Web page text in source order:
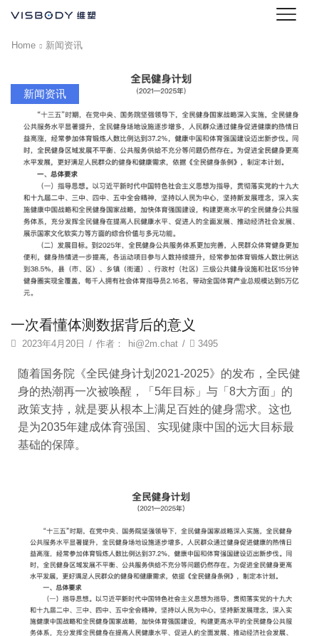
Home 新闻资讯
新闻资讯
一次看懂体测数据背后的意义
2023年4月20日 / 作者： hi@2m.chat / 3495
随着国务院《全民健身计划2021-2025》的发布，全民健
身的热潮再一次被唤醒，「5年目标」与「8大方面」的
政策支持，就是要从根本上满足百姓的健身需求。这也
是为2035年建成体育强国、实现健康中国的远大目标最
基础的保障。